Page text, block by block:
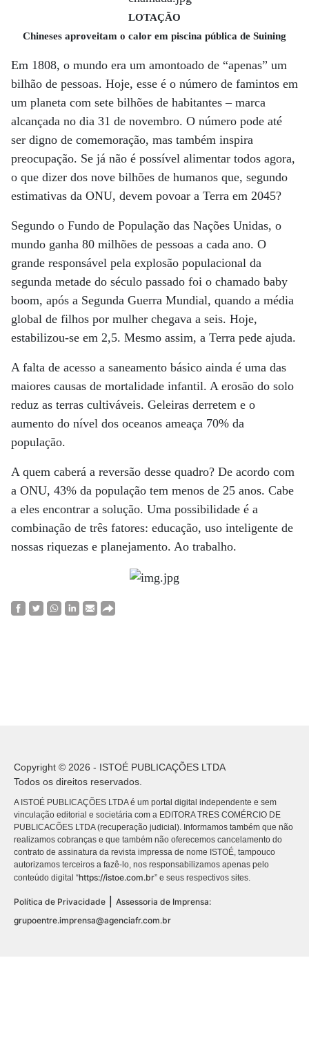
LOTAÇÃO
Chineses aproveitam o calor em piscina pública de Suining
Em 1808, o mundo era um amontoado de “apenas” um
bilhão de pessoas. Hoje, esse é o número de famintos em
um planeta com sete bilhões de habitantes – marca
alcançada no dia 31 de novembro. O número pode até
ser digno de comemoração, mas também inspira
preocupação. Se já não é possível alimentar todos agora,
o que dizer dos nove bilhões de humanos que, segundo
estimativas da ONU, devem povoar a Terra em 2045?
Segundo o Fundo de População das Nações Unidas, o
mundo ganha 80 milhões de pessoas a cada ano. O
grande responsável pela explosão populacional da
segunda metade do século passado foi o chamado baby
boom, após a Segunda Guerra Mundial, quando a média
global de filhos por mulher chegava a seis. Hoje,
estabilizou-se em 2,5. Mesmo assim, a Terra pede ajuda.
A falta de acesso a saneamento básico ainda é uma das
maiores causas de mortalidade infantil. A erosão do solo
reduz as terras cultiváveis. Geleiras derretem e o
aumento do nível dos oceanos ameaça 70% da
população.
A quem caberá a reversão desse quadro? De acordo com
a ONU, 43% da população tem menos de 25 anos. Cabe
a eles encontrar a solução. Uma possibilidade é a
combinação de três fatores: educação, uso inteligente de
nossas riquezas e planejamento. Ao trabalho.
Copyright © 2026 - ISTOÉ PUBLICAÇÕES LTDA
Todos os direitos reservados.
A ISTOÉ PUBLICAÇÕES LTDA é um portal digital independente e sem
vinculação editorial e societária com a EDITORA TRES COMÉRCIO DE
PUBLICACÕES LTDA (recuperação judicial). Informamos também que não
realizamos cobranças e que também não oferecemos cancelamento do
contrato de assinatura da revista impressa de nome ISTOÉ, tampouco
autorizamos terceiros a fazê-lo, nos responsabilizamos apenas pelo
conteúdo digital “https://istoe.com.br” e seus respectivos sites.
Política de Privacidade | Assessoria de Imprensa:
grupoentre.imprensa@agenciafr.com.br